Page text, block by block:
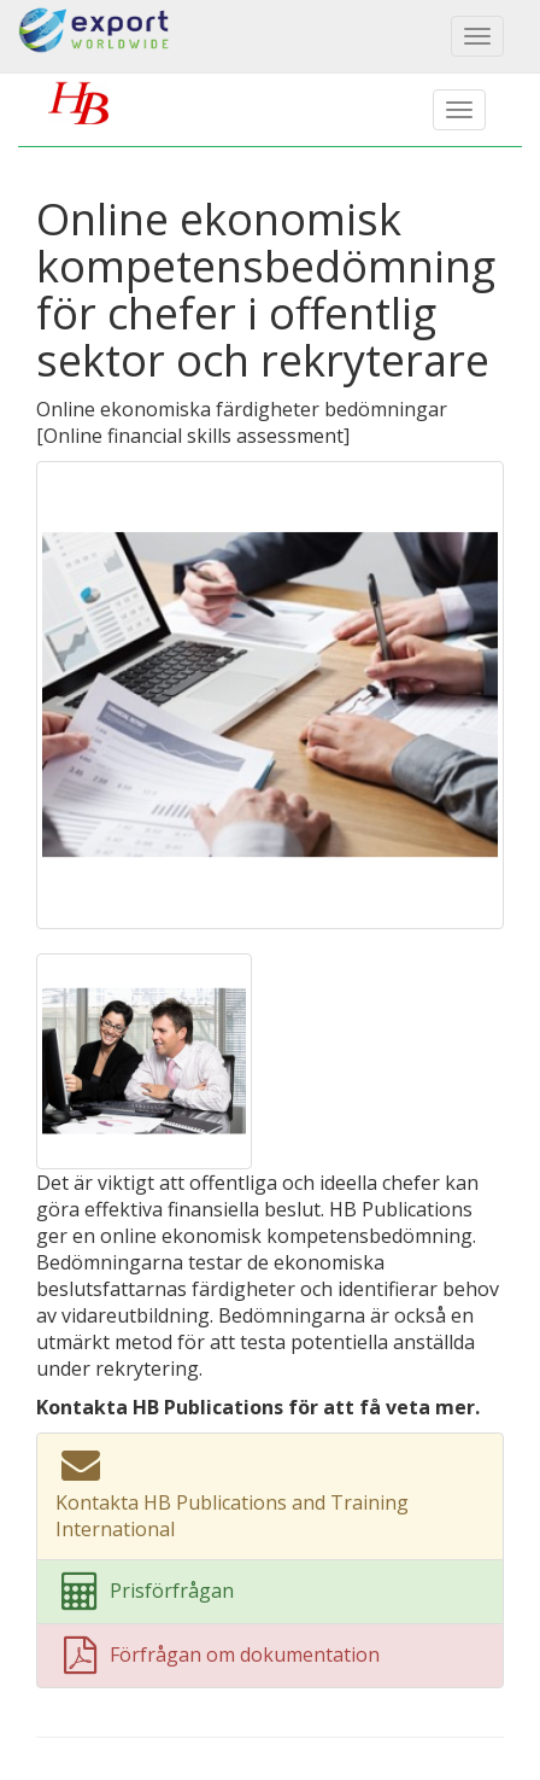
Toggle
Online ekonomisk
kompetensbedömning
för chefer i offentlig
sektor och rekryterare
Online ekonomiska färdigheter bedömningar
[Online financial skills assessment]
Det är viktigt att offentliga och ideella chefer kan
göra effektiva finansiella beslut. HB Publications
ger en online ekonomisk kompetensbedömning.
Bedömningarna testar de ekonomiska
beslutsfattarnas färdigheter och identifierar behov
av vidareutbildning. Bedömningarna är också en
utmärkt metod för att testa potentiella anställda
under rekrytering.
Kontakta HB Publications för att få veta mer.
Kontakta HB Publications and Training
International
Prisförfrågan
Förfrågan om dokumentation